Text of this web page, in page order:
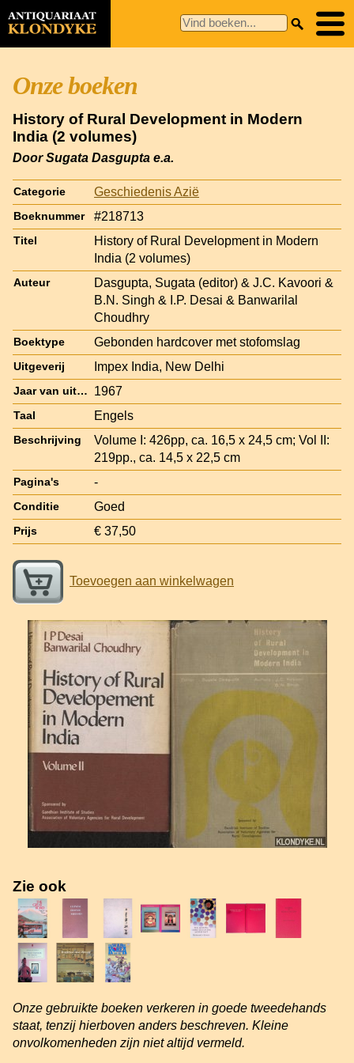
Onze boeken
History of Rural Development in Modern
India (2 volumes)
Door Sugata Dasgupta e.a.
Categorie Geschiedenis Azië
Boeknummer #218713
Titel
History of Rural Development in Modern
India (2 volumes)
Auteur
Dasgupta, Sugata (editor) & J.C. Kavoori &
B.N. Singh & I.P. Desai & Banwarilal
Choudhry
Boektype Gebonden hardcover met stofomslag
Uitgeverij Impex India, New Delhi
Jaar van uitgave 1967
Taal Engels
Beschrijving
Volume I: 426pp, ca. 16,5 x 24,5 cm; Vol II:
219pp., ca. 14,5 x 22,5 cm
Pagina's -
Conditie Goed
Prijs € 37,50
Toevoegen aan winkelwagen
Zie ook
Onze gebruikte boeken verkeren in goede tweedehands
staat, tenzij hierboven anders beschreven. Kleine
onvolkomenheden zijn niet altijd vermeld.